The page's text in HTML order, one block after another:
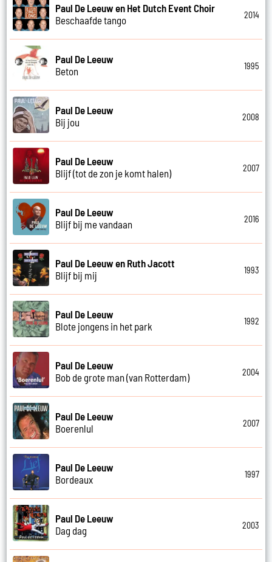
Paul De Leeuw en Het Dutch Event Choir
Beschaafde tango
2014
Paul De Leeuw
Beton
1995
Paul De Leeuw
Bij jou
2008
Paul De Leeuw
Blijf (tot de zon je komt halen)
2007
Paul De Leeuw
Blijf bij me vandaan
2016
Paul De Leeuw en Ruth Jacott
Blijf bij mij
1993
Paul De Leeuw
Blote jongens in het park
1992
Paul De Leeuw
Bob de grote man (van Rotterdam)
2004
Paul De Leeuw
Boerenlul
2007
Paul De Leeuw
Bordeaux
1997
Paul De Leeuw
Dag dag
2003